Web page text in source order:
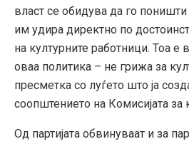
власт се обидува да го
им удира директно по
на културните работници. Тоа е
оваа политика – не грижа за
пресметка со луѓето што ја
соопштението на Комисијата
Од партијата обвинуваат и за